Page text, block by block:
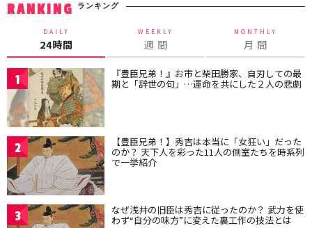
RANKING ランキング
DAILY
24時間
WEEKLY
週 間
MONTHLY
月 間
1 『豊臣兄弟！』お市と柴田勝家、自刃しての最
期と「辞世の句」…運命を共にした２人の悲劇
2 【豊臣兄弟！】秀吉は本当に「女狂い」だった
のか？ 天下人を彩った11人の側室たちを時系列
で一挙紹介
3 なぜ浅井の旧臣は秀吉に従ったのか？ 武力を使
わず“自分の味方”に変えた裏工作の技法とは